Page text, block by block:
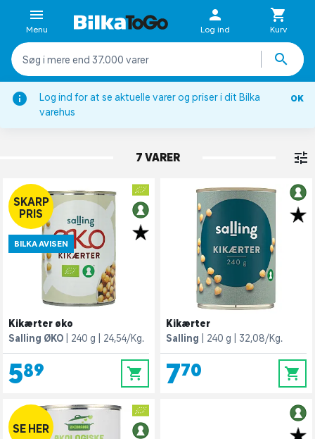
Log ind for at se aktuelle varer og priser i dit Bilka
varehus
OK
Menu Log ind Kurv
Bønner, kikærter & linser
KIKÆRTER
7 VARER
SKARP
PRIS
BILKA AVISEN
Kikærter øko
Salling ØKO
240 g 24,54/Kg.
5,89 0
Kikærter
Salling
240 g 32,08/Kg.
7,70 0
SE HER